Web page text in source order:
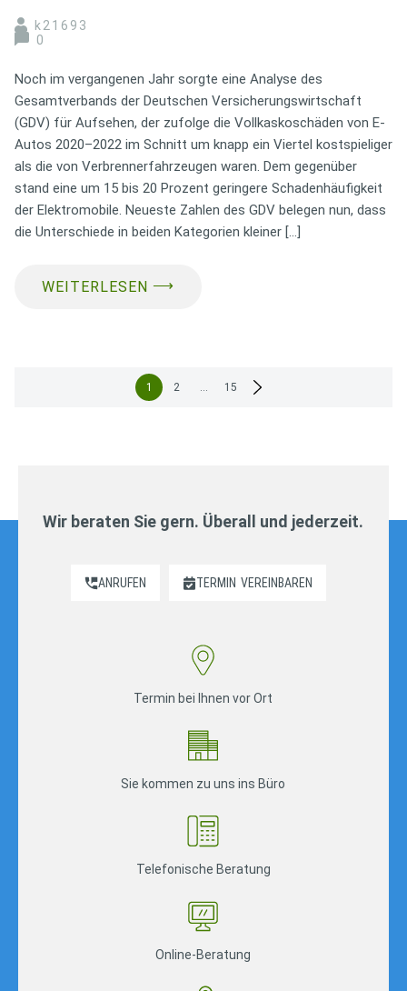
k21693
0
Noch im vergangenen Jahr sorgte eine Analyse des
Gesamtverbands der Deutschen Versicherungswirtschaft
(GDV) für Aufsehen, der zufolge die Vollkaskoschäden von E-
Autos 2020–2022 im Schnitt um knapp ein Viertel kostspieliger
als die von Verbrennerfahrzeugen waren. Dem gegenüber
stand eine um 15 bis 20 Prozent geringere Schadenhäufigkeit
der Elektromobile. Neueste Zahlen des GDV belegen nun, dass
die Unterschiede in beiden Kategorien kleiner […]
WEITERLESEN ⟶
Seitennummerierung
1 2 … 15
Wir beraten Sie gern. Überall und jederzeit.
ANRUFEN TERMIN VEREINBAREN
Termin bei Ihnen vor Ort
Sie kommen zu uns ins Büro
Telefonische Beratung
Online-Beratung